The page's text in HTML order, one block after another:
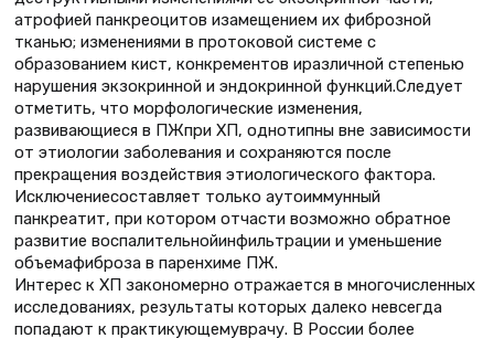
атрофией панкреоцитов изамещением их фиброзной
тканью; изменениями в протоковой системе с
образованием кист, конкрементов иразличной степенью
нарушения экзокринной и эндокринной функций.Следует
отметить, что морфологические изменения,
развивающиеся в ПЖпри ХП, однотипны вне зависимости
от этиологии заболевания и сохраняются после
прекращения воздействия этиологического фактора.
Исключениесоставляет только аутоиммунный
панкреатит, при котором отчасти возможно обратное
развитие воспалительнойинфильтрации и уменьшение
объемафиброза в паренхиме ПЖ.
Интерес к ХП закономерно отражается в многочисленных
исследованиях, результаты которых далеко невсегда
попадают к практикующемуврачу. В России более